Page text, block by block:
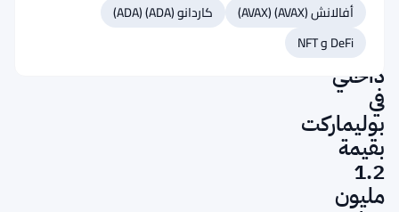
جوجل
بتداول
داخلي
في
بوليماركت
بقيمة
1.2
مليون
أفالانش (AVAX) (AVAX)
كاردانو (ADA) (ADA)
DeFi و NFT